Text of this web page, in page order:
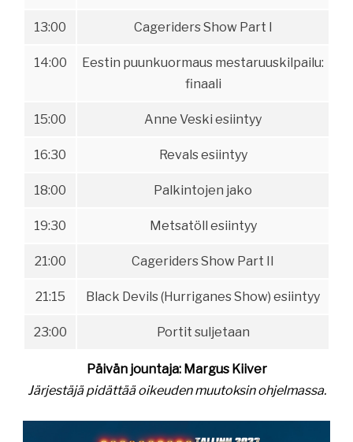
13:00 Cageriders Show Part I
14:00
Eestin puunkuormaus mestaruuskilpailu:
finaali
15:00 Anne Veski esiintyy
16:30 Revals esiintyy
18:00 Palkintojen jako
19:30 Metsatöll esiintyy
21:00 Cageriders Show Part II
21:15 Black Devils (Hurriganes Show) esiintyy
23:00 Portit suljetaan
Päivän jountaja: Margus Kiiver
Järjestäjä pidättää oikeuden muutoksin ohjelmassa.